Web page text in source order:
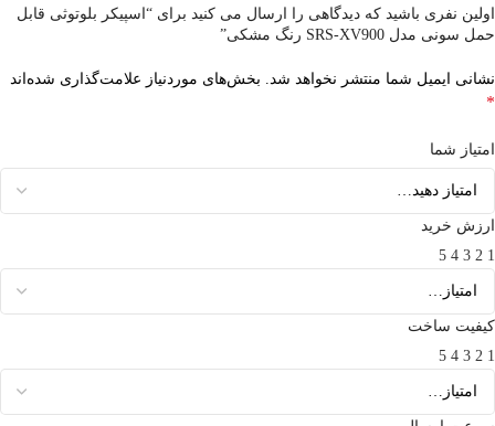
اولین نفری باشید که دیدگاهی را ارسال می کنید برای “اسپیکر بلوتوثی قابل
حمل سونی مدل SRS-XV900 رنگ مشکی”
نشانی ایمیل شما منتشر نخواهد شد. بخش‌های موردنیاز علامت‌گذاری شده‌اند
*
امتیاز شما
ارزش خرید
1
2
3
4
5
کیفیت ساخت
1
2
3
4
5